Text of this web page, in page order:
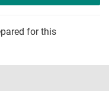
for this